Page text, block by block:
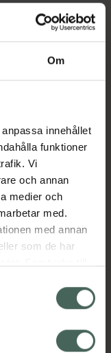
Om
innehållet
funktioner
Vi
och annan
medier och
med.
med annan
som de har
påverkar inte
återkallelsen.
oss från Skåne i